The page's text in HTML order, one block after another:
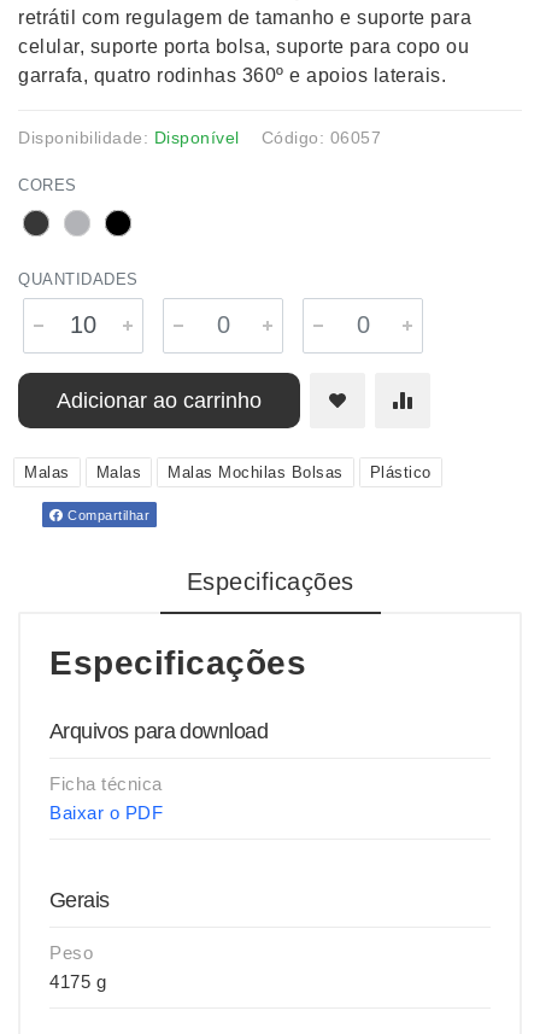
retrátil com regulagem de tamanho e suporte para
celular, suporte porta bolsa, suporte para copo ou
garrafa, quatro rodinhas 360º e apoios laterais.
Disponibilidade: Disponível Código: 06057
CORES
QUANTIDADES
Adicionar ao carrinho
Malas Malas Malas Mochilas Bolsas Plástico
Compartilhar
Especificações
Especificações
Arquivos para download
Ficha técnica
Baixar o PDF
Gerais
Peso
4175 g